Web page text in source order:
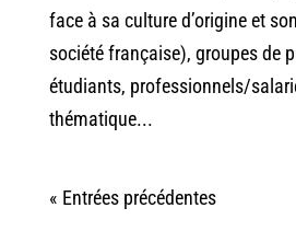
face à sa culture d’origine et
société française), groupes de
étudiants, professionnels/
thématique...
« Entrées précédentes